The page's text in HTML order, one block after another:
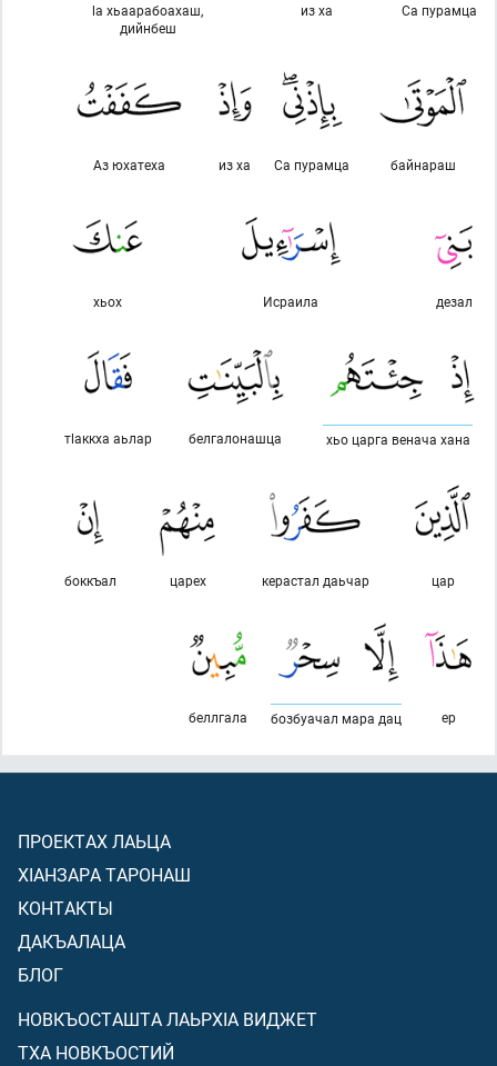
Са пурамца
из ха
lа хьаарабоахаш,
дийнбеш
байнараш
Са пурамца
из ха
Аз юхатеха
дезал
Исраила
хьох
хьо царга венача хана
белгалонашца
тlаккха аьлар
цар
керастал даьчар
царех
боккъал
ер
бозбуачал мара дац
беллгала
ПРОЕКТАХ ЛАЬЦА
ХIАНЗАРА ТАРОНАШ
КОНТАКТЫ
ДАКЪАЛАЦА
БЛОГ
НОВКЪОСТАШТА ЛАЬРХIА ВИДЖЕТ
ТХА НОВКЪОСТИЙ